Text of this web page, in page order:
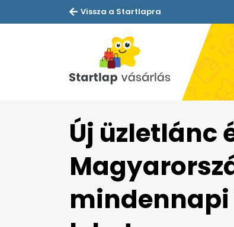
Vissza a Startlapra
Új üzletlánc